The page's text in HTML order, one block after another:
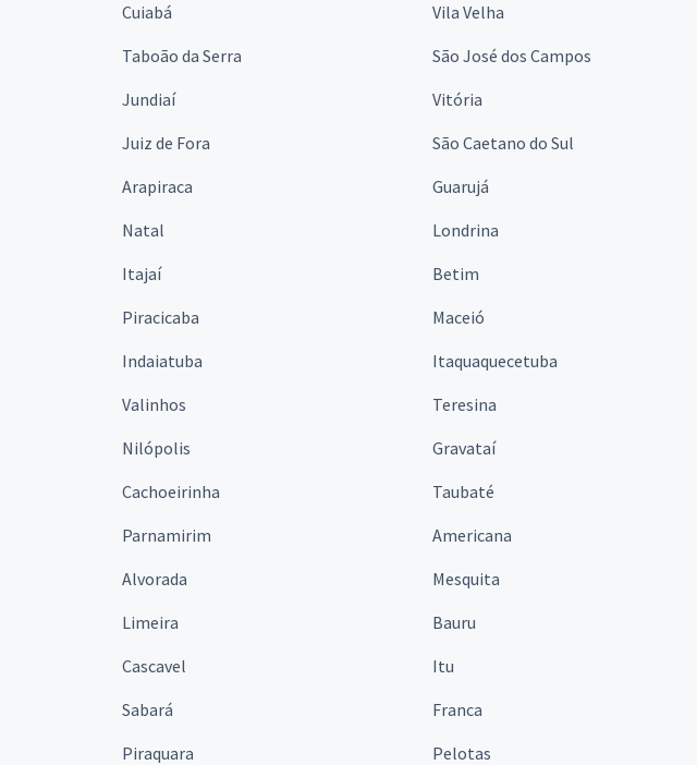
Cuiabá
Vila Velha
Taboão da Serra
São José dos Campos
Jundiaí
Vitória
Juiz de Fora
São Caetano do Sul
Arapiraca
Guarujá
Natal
Londrina
Itajaí
Betim
Piracicaba
Maceió
Indaiatuba
Itaquaquecetuba
Valinhos
Teresina
Nilópolis
Gravataí
Cachoeirinha
Taubaté
Parnamirim
Americana
Alvorada
Mesquita
Limeira
Bauru
Cascavel
Itu
Sabará
Franca
Piraquara
Pelotas